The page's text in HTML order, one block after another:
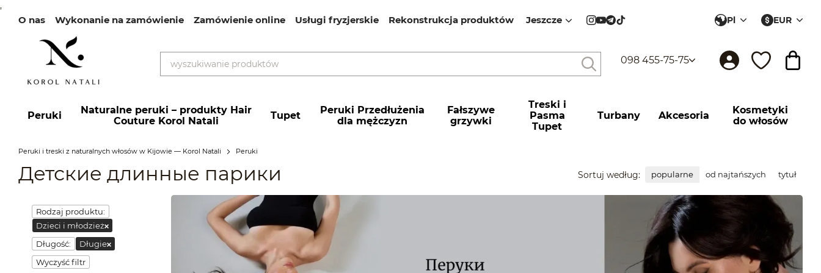
,
Przejdź do głównej treści
О nas Wykonanie na zamówienie Zamówienie online Usługi fryzjerskie Rekonstrukcja produktów Jeszcze Pl EUR
098 455-75-75
Peruki
Naturalne peruki – produkty Hair
Couture Korol Natali
Tupet
Peruki Przedłużenia
dla mężczyzn
Fałszywe
grzywki
Treski і
Pasma
Tupet
Turbany Akcesoria
Kosmetyki
do włosów
Peruki i treski z naturalnych włosów w Kijowie — Korol Natali Peruki
Детские длинные парики Sortuj według: popularne od najtańszych tytuł
Rodzaj produktu:
Dzieci i młodzież
Długość:
Długie
Wyczyść filtr